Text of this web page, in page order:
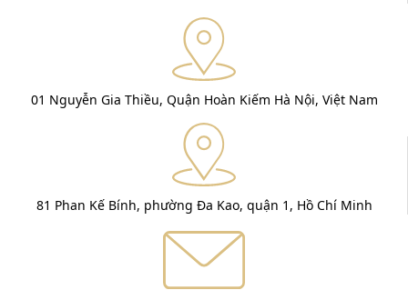
01 Nguyễn Gia Thiều, Quận Hoàn Kiếm Hà Nội, Việt Nam
81 Phan Kế Bính, phường Đa Kao, quận 1, Hồ Chí Minh